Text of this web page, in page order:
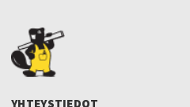
YHTEYSTIEDOT